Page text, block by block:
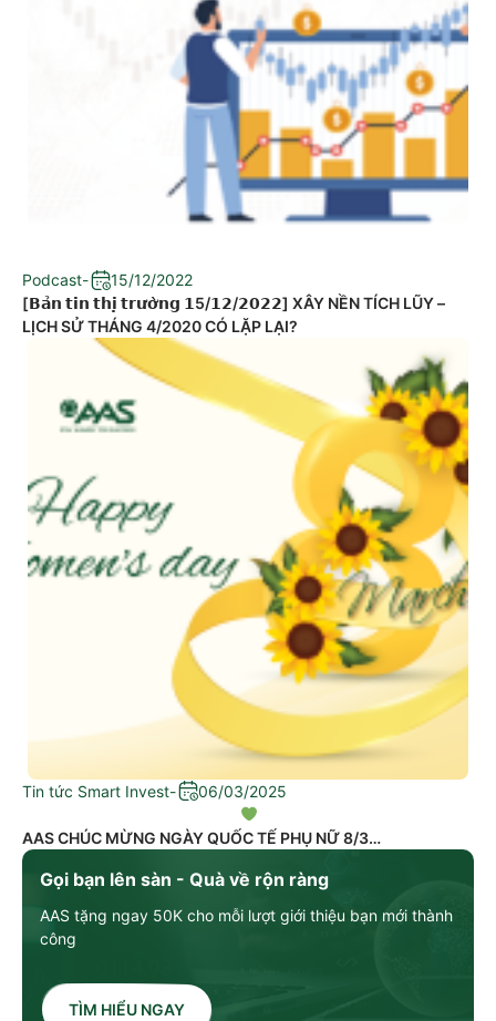
Gọi bạn lên sàn - Quà về rộn ràng
AAS tặng ngay 50K cho mỗi lượt giới thiệu bạn mới thành
công
TÌM HIỂU NGAY
Podcast-
15/12/2022
[𝗕𝗮̉𝗻 𝘁𝗶𝗻 𝘁𝗵𝗶̣ 𝘁𝗿𝘂̛𝗼̛̀𝗻𝗴 𝟭5/𝟭𝟮/𝟮𝟬𝟮𝟮] XÂY NỀN TÍCH LŨY –
LỊCH SỬ THÁNG 4/2020 CÓ LẶP LẠI?
Tin tức Smart Invest- 06/03/2025
AAS CHÚC MỪNG NGÀY QUỐC TẾ PHỤ NỮ 8/3